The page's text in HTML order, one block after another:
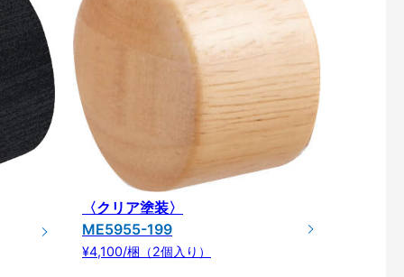
〈クリア塗装〉
ME5955-199
¥4,100/梱（2個入り）